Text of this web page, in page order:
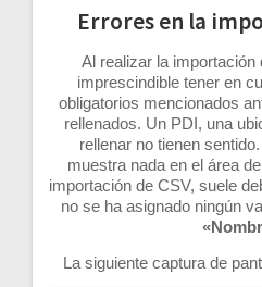
Errores en la
Al realizar la
imprescindible tener en
obligatorios mencionados
rellenados. Un PDI, una
rellenar no tienen
muestra nada en el área
importación de CSV, suele
no se ha asignado ningún
La siguiente captura de